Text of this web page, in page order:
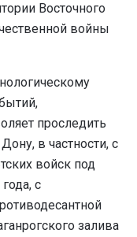
Восточного
войны
проследить
в частности, с
войск под
с
залива